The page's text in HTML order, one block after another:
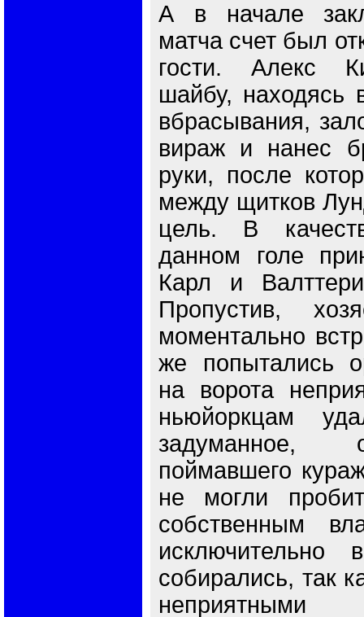
А в начале
матча счет был
гости. Алекс
шайбу, находясь
вбрасывания,
вираж и нанес
руки, после
между щитков
цель. В
данном голе
Карл и
Пропустив,
моментально
же попытались
на ворота
ньюйоркцам
задуманное,
поймавшего
не могли
собственным
собирались, так
неприятными